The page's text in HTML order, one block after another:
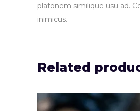
platonem similique usu ad.
inimicus.
Related